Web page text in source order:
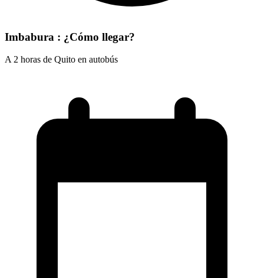
Imbabura : ¿Cómo llegar?
A 2 horas de Quito en autobús